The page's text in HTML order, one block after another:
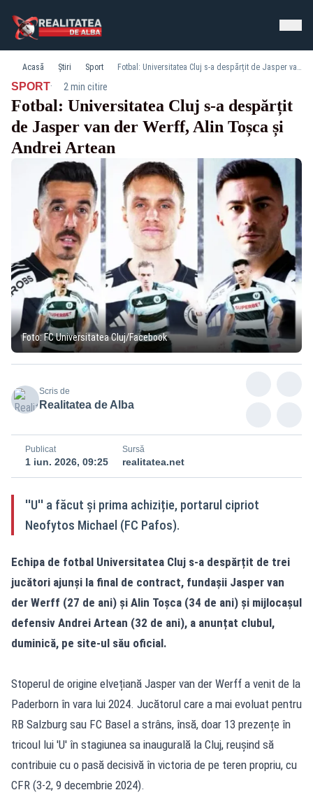
Acasă Știri Sport Fotbal: Universitatea Cluj s-a despărțit de Jasper van der Werff, Alin Toșca și Andrei Artean
SPORT· 2 min citire
Fotbal: Universitatea Cluj s-a despărțit
de Jasper van der Werff, Alin Toșca și
Andrei Artean
Foto: FC Universitatea Cluj/Facebook
Scris de
Realitatea de Alba
Publicat
1 iun. 2026, 09:25
Sursă
realitatea.net
''U'' a făcut și prima achiziție, portarul cipriot
Neofytos Michael (FC Pafos).
Echipa de fotbal Universitatea Cluj s-a despărțit de trei
jucători ajunși la final de contract, fundașii Jasper van
der Werff (27 de ani) și Alin Toșca (34 de ani) și mijlocașul
defensiv Andrei Artean (32 de ani), a anunțat clubul,
duminică, pe site-ul său oficial.
Stoperul de origine elvețiană Jasper van der Werff a venit de la
Paderborn în vara lui 2024. Jucătorul care a mai evoluat pentru
RB Salzburg sau FC Basel a strâns, însă, doar 13 prezențe în
tricoul lui 'U' în stagiunea sa inaugurală la Cluj, reușind să
contribuie cu o pasă decisivă în victoria de pe teren propriu, cu
CFR (3-2, 9 decembrie 2024).